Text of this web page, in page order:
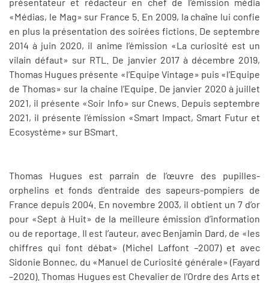
«Médias, le Mag» sur France 5. En 2009, la chaîne lui confie
en plus la présentation des soirées fictions. De septembre
2014 à juin 2020, il anime l’émission «La curiosité est un
vilain défaut» sur RTL. De janvier 2017 à décembre 2019,
Thomas Hugues présente «l’Equipe Vintage» puis «l’Equipe
de Thomas» sur la chaine l’Equipe. De janvier 2020 à juillet
2021, il présente «Soir Info» sur Cnews. Depuis septembre
2021, il présente l’émission «Smart Impact, Smart Futur et
Ecosystème» sur BSmart.
Thomas Hugues est parrain de l’œuvre des pupilles-
orphelins et fonds d’entraide des sapeurs-pompiers de
France depuis 2004. En novembre 2003, il obtient un 7 d’or
pour «Sept à Huit» de la meilleure émission d’information
ou de reportage. Il est l’auteur, avec Benjamin Dard, de «les
chiffres qui font débat» (Michel Laffont –2007) et avec
Sidonie Bonnec, du «Manuel de Curiosité générale» (Fayard
–2020). Thomas Hugues est Chevalier de l’Ordre des Arts et